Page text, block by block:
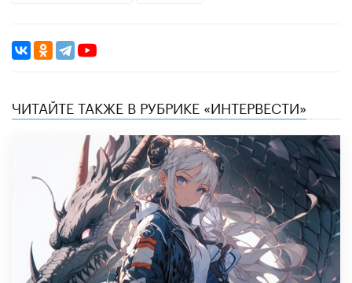
ЧИТАЙТЕ ТАКЖЕ В РУБРИКЕ «ИНТЕРВЕСТИ»